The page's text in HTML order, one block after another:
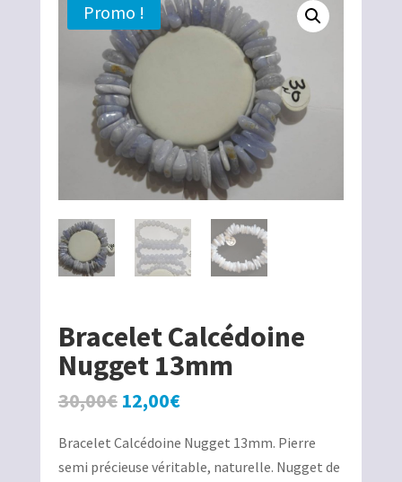
Promo !
Bracelet Calcédoine
Nugget 13mm
30,00€ Le
initial
était :
12,00€Le
actuel
est :
Bracelet Calcédoine Nugget 13mm. Pierre
semi précieuse véritable, naturelle. Nugget de